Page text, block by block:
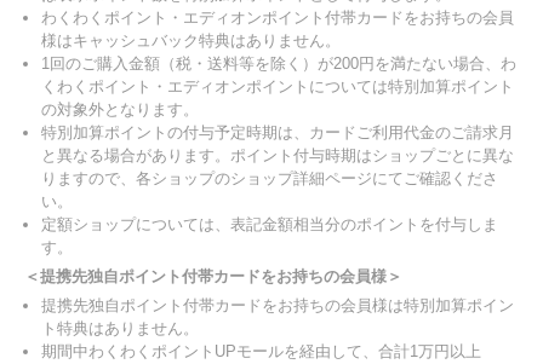
わくわくポイント・エディオンポイント付帯カードをお持ちの会員
様はキャッシュバック特典はありません。
1回のご購入金額（税・送料等を除く）が200円を満たない場合、わ
くわくポイント・エディオンポイントについては特別加算ポイント
の対象外となります。
特別加算ポイントの付与予定時期は、カードご利用代金のご請求月
と異なる場合があります。ポイント付与時期はショップごとに異な
りますので、各ショップのショップ詳細ページにてご確認くださ
い。
定額ショップについては、表記金額相当分のポイントを付与しま
す。
＜提携先独自ポイント付帯カードをお持ちの会員様＞
提携先独自ポイント付帯カードをお持ちの会員様は特別加算ポイン
ト特典はありません。
期間中わくわくポイントUPモールを経由して、合計1万円以上